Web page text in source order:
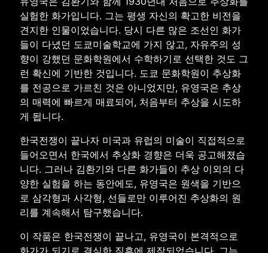
실험한 화가입니다. 그는 평생 자신의 확고한 비전을
견지한 인물이었습니다. 당시 다른 많은 조선인 화가
들이 다녔던 도쿄미술학교에 가지 않고, 자유주의 성
향이 강했던 문화학원에서 수학하기로 선택한 것도 그
런 확신에 기반한 것입니다. 도쿄 문화학원이 추상화
를 전공으로 가르친 것은 아니었지만, 유영국은 추상
의 매력에 빠르게 매료되어, 처음부터 추상을 시도하
게 됩니다.
한국전쟁이 끝나자 미국과 유럽의 미술이 직접적으로
들어오면서 한국에서 추상화 경향은 더욱 공고해졌습
니다. 그러나 김환기와 다른 화가들이 추상 이외의 다
양한 실험을 하는 동안에도, 유영국은 원색을 기반으
로 삼각형과 사각형, 선들로만 이루어진 추상화의 원
리를 계속해서 탐구했습니다.
이 작품은 한국전쟁이 끝나고, 유영국이 본격적으로
화가가 되기로 결심한 직후에 제작되었습니다. 그는